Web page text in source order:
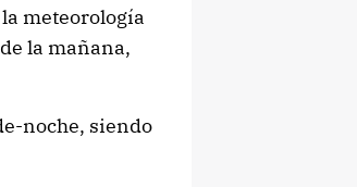
meteorología
la mañana,
noche, siendo